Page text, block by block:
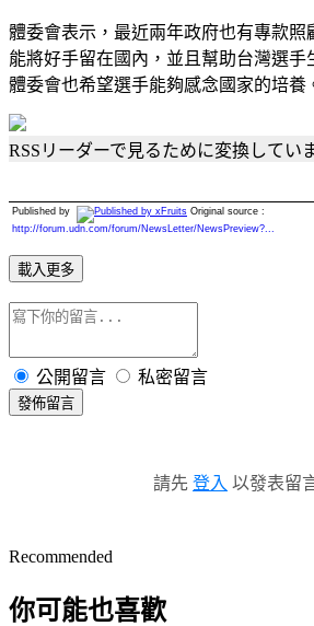
體委會表示，最近兩年政府也有專款照
能將好手留在國內，並且幫助台灣選手
體委會也希望選手能夠感念國家的培養
RSSリーダーで見るために変換してい
Published by
Original source :
http://forum.udn.com/forum/NewsLetter/NewsPreview?...
載入更多
公開留言 私密留言
發佈留言
請先 登入 以發表留
Recommended
你可能也喜歡